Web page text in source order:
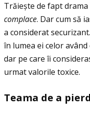
Trăiește de fapt drama
complace. Dar cum să
a considerat
în lumea ei celor
dar pe care îi
urmat valorile toxice.
Teama de a